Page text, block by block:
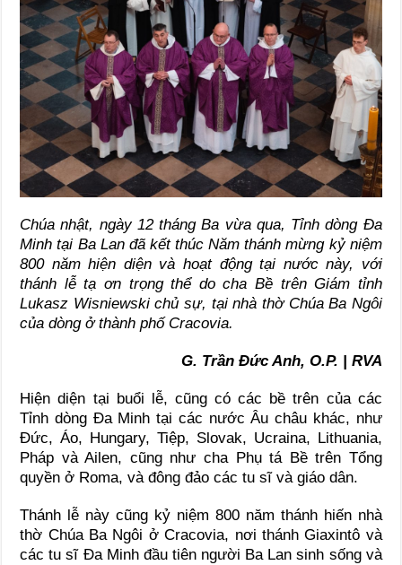
Chúa nhật, ngày 12 tháng Ba vừa qua, Tỉnh dòng Đa
Minh tại Ba Lan đã kết thúc Năm thánh mừng kỷ niệm
800 năm hiện diện và hoạt động tại nước này, với
thánh lễ tạ ơn trọng thể do cha Bề trên Giám tỉnh
Lukasz Wisniewski chủ sự, tại nhà thờ Chúa Ba Ngôi
của dòng ở thành phố Cracovia.
G. Trần Đức Anh, O.P. | RVA
Hiện diện tại buổi lễ, cũng có các bề trên của các
Tỉnh dòng Đa Minh tại các nước Âu châu khác, như
Đức, Áo, Hungary, Tiệp, Slovak, Ucraina, Lithuania,
Pháp và Ailen, cũng như cha Phụ tá Bề trên Tổng
quyền ở Roma, và đông đảo các tu sĩ và giáo dân.
Thánh lễ này cũng kỷ niệm 800 năm thánh hiến nhà
thờ Chúa Ba Ngôi ở Cracovia, nơi thánh Giaxintô và
các tu sĩ Đa Minh đầu tiên người Ba Lan sinh sống và